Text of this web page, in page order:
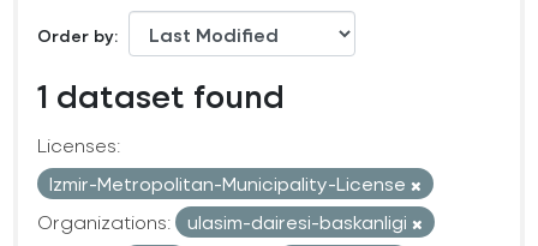
Order by
1 dataset found
Licenses:
Izmir-Metropolitan-Municipality-License
Organizations:
ulasim-dairesi-baskanligi